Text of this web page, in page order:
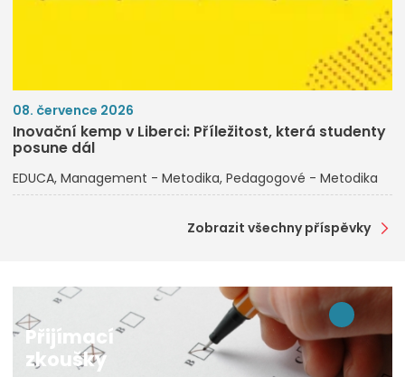
08. července 2026
Inovační kemp v Liberci: Příležitost, která studenty
posune dál
EDUCA Management - Metodika Pedagogové - Metodika
Zobrazit všechny příspěvky
Přijímací
zkoušky